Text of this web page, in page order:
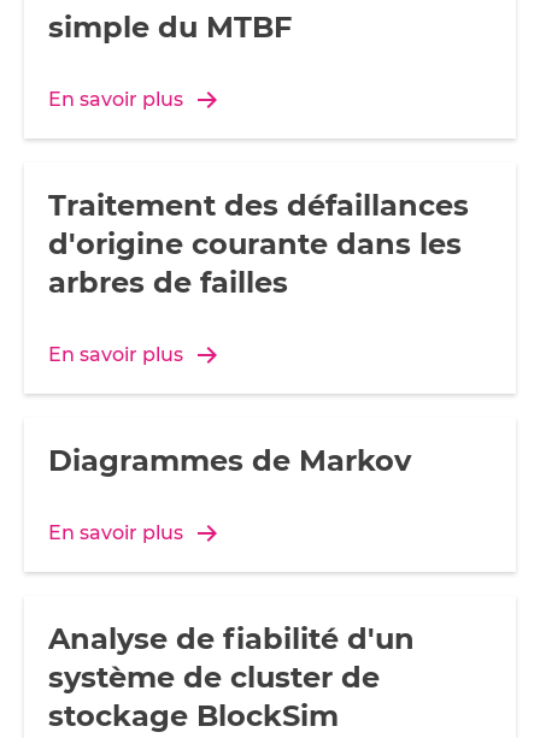
simple du MTBF
En savoir plus
Traitement des défaillances
d'origine courante dans les
arbres de failles
En savoir plus
Diagrammes de Markov
En savoir plus
Analyse de fiabilité d'un
système de cluster de
stockage BlockSim